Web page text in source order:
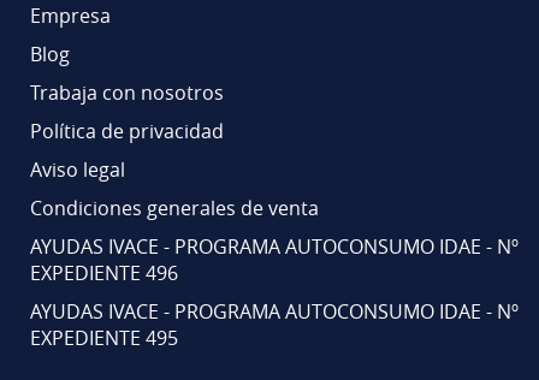
Empresa
Blog
Trabaja con nosotros
Política de privacidad
Aviso legal
Condiciones generales de venta
AYUDAS IVACE - PROGRAMA AUTOCONSUMO IDAE - Nº
EXPEDIENTE 496
AYUDAS IVACE - PROGRAMA AUTOCONSUMO IDAE - Nº
EXPEDIENTE 495